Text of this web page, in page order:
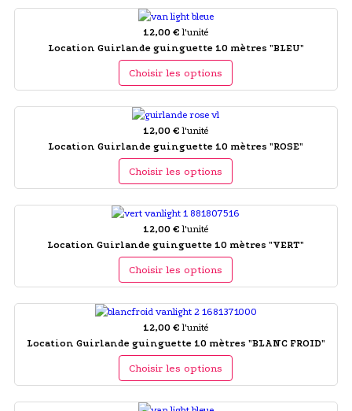
12,00 € l'unité
Location Guirlande guinguette 10 mètres "BLEU"
Choisir les options
12,00 € l'unité
Location Guirlande guinguette 10 mètres "ROSE"
Choisir les options
12,00 € l'unité
Location Guirlande guinguette 10 mètres "VERT"
Choisir les options
12,00 € l'unité
Location Guirlande guinguette 10 mètres "BLANC FROID"
Choisir les options